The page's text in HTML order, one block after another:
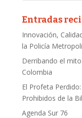
Entradas
Innovación,
la Policía
Derribando el
Colombia
El Profeta
Prohibidos de la
Agenda Sur 76